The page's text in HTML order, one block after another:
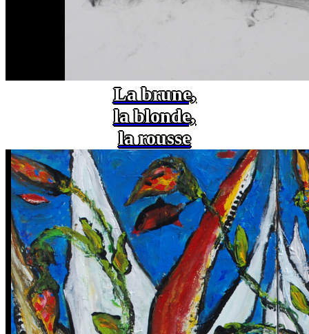
La brune,
la blonde,
la rousse